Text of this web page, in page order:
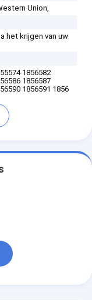
Union,
het krijgen van uw
1856582
1856587
1856591 1856